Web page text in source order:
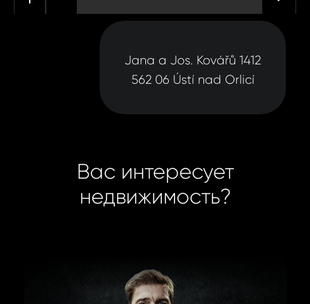
Jana a Jos. Kovářů 1412
562 06 Ústí nad Orlicí
Вас интересует
недвижимость?